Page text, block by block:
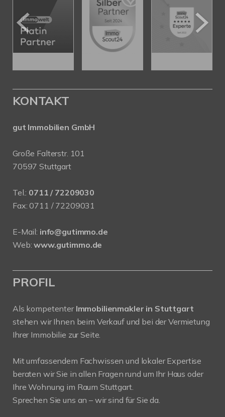
KONTAKT
gut Immobilien GmbH
Große Falterstr. 101
70597 Stuttgart
Tel.: 0711 / 72209030
Fax: 0711 / 72209031
E-Mail: info@gutimmo.de
Web:www.gutimmo.de
PROFIL
Als kompetenter Immobilienmakler in Stuttgart
stehen wir Ihnen beim Verkauf und bei der Vermietung
Ihrer Immobilie zur Seite.
Mit umfassendem Fachwissen und lokaler Expertise
beraten wir Sie in allen Fragen rund um Ihr Haus oder
Ihre Wohnung im Raum Stuttgart.
Sprechen Sie uns an – wir sind für Sie da.